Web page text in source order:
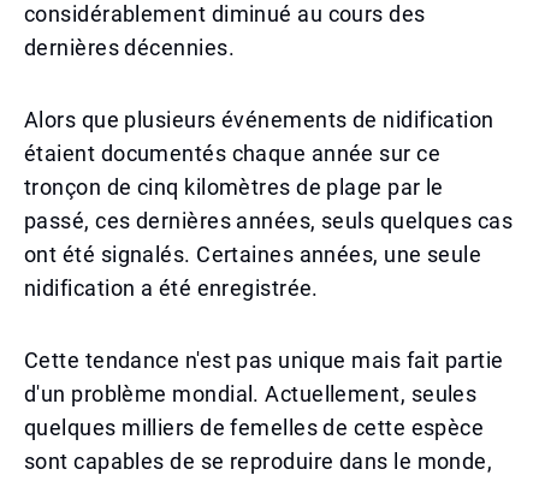
considérablement diminué au cours des
dernières décennies.
Alors que plusieurs événements de nidification
étaient documentés chaque année sur ce
tronçon de cinq kilomètres de plage par le
passé, ces dernières années, seuls quelques cas
ont été signalés. Certaines années, une seule
nidification a été enregistrée.
Cette tendance n'est pas unique mais fait partie
d'un problème mondial. Actuellement, seules
quelques milliers de femelles de cette espèce
sont capables de se reproduire dans le monde,